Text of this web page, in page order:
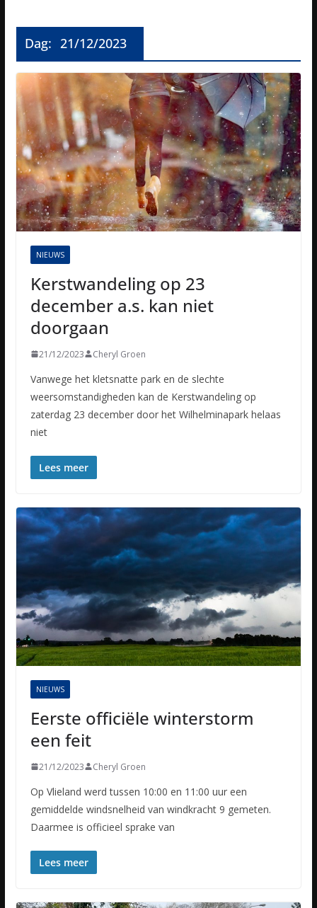
Dag: 21/12/2023
NIEUWS
Kerstwandeling op 23
december a.s. kan niet
doorgaan
21/12/2023 Cheryl Groen
Vanwege het kletsnatte park en de slechte
weersomstandigheden kan de Kerstwandeling op
zaterdag 23 december door het Wilhelminapark helaas
niet
Lees meer
NIEUWS
Eerste officiële winterstorm
een feit
21/12/2023 Cheryl Groen
Op Vlieland werd tussen 10:00 en 11:00 uur een
gemiddelde windsnelheid van windkracht 9 gemeten.
Daarmee is officieel sprake van
Lees meer